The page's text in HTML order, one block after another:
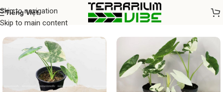
Skip to navigation
Skip to main content
Tiếng Việt
Home/Cây thủy sinh